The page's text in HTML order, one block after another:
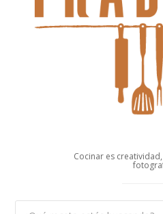
Cocinar es